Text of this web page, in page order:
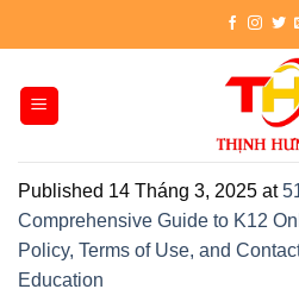
Published 14 Tháng 3, 2025 at
Comprehensive Guide to K12
Policy, Terms of Use, and
Education